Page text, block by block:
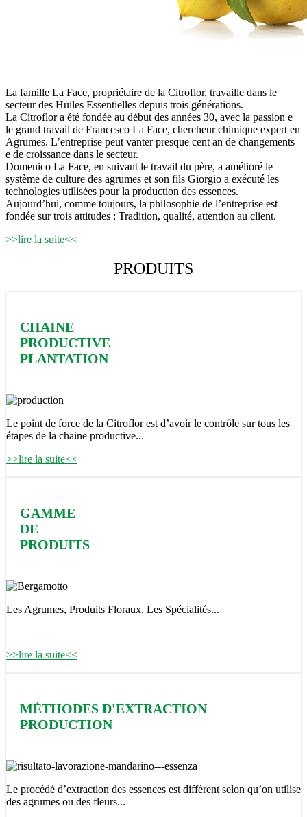
La famille La Face, propriétaire de la Citroflor, travaille dans le
secteur des Huiles Essentielles depuis trois générations.
La Citroflor a été fondée au début des années 30, avec la passion e
le grand travail de Francesco La Face, chercheur chimique expert en
Agrumes. L’entreprise peut vanter presque cent an de changements
e de croissance dans le secteur.
Domenico La Face, en suivant le travail du père, a amélioré le
système de culture des agrumes et son fils Giorgio a exécuté les
technologies utilisées pour la production des essences.
Aujourd’hui, comme toujours, la philosophie de l’entreprise est
fondée sur trois attitudes : Tradition, qualité, attention au client.
>>lire la suite<<
PRODUITS
CHAINE
PRODUCTIVE
PLANTATION
Le point de force de la Citroflor est d’avoir le contrôle sur tous les
étapes de la chaine productive...
>>lire la suite<<
GAMME
DE
PRODUITS
Les Agrumes, Produits Floraux, Les Spécialités...
>>lire la suite<<
MÉTHODES D'EXTRACTION
PRODUCTION
Le procédé d’extraction des essences est diffèrent selon qu’on utilise
des agrumes ou des fleurs...